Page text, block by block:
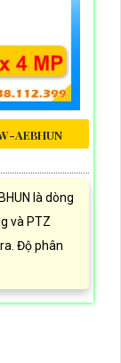
AEBHUN
là dòng
và PTZ
Độ phân